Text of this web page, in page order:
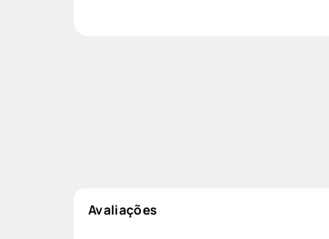
Avaliações